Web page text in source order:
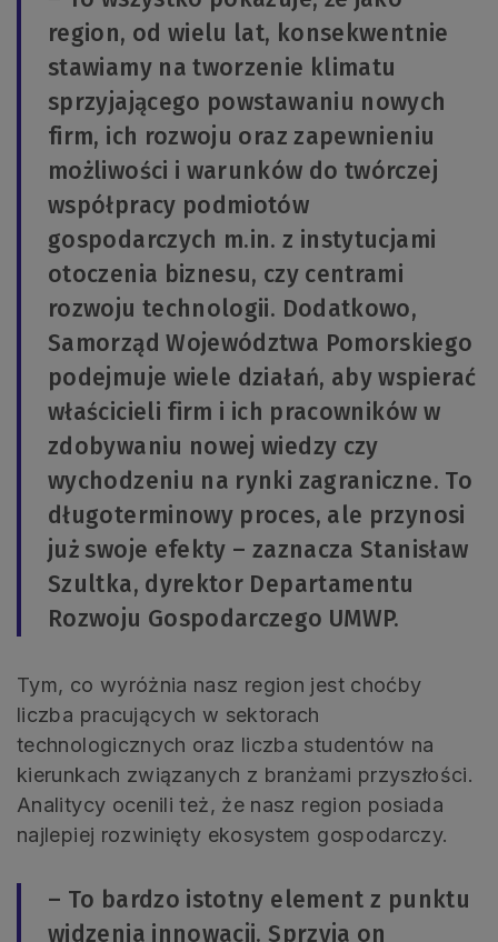
region, od wielu lat, konsekwentnie
stawiamy na tworzenie klimatu
sprzyjającego powstawaniu nowych
firm, ich rozwoju oraz zapewnieniu
możliwości i warunków do twórczej
współpracy podmiotów
gospodarczych m.in. z instytucjami
otoczenia biznesu, czy centrami
rozwoju technologii. Dodatkowo,
Samorząd Województwa Pomorskiego
podejmuje wiele działań, aby wspierać
właścicieli firm i ich pracowników w
zdobywaniu nowej wiedzy czy
wychodzeniu na rynki zagraniczne. To
długoterminowy proces, ale przynosi
już swoje efekty – zaznacza Stanisław
Szultka, dyrektor Departamentu
Rozwoju Gospodarczego UMWP.
Tym, co wyróżnia nasz region jest choćby
liczba pracujących w sektorach
technologicznych oraz liczba studentów na
kierunkach związanych z branżami przyszłości.
Analitycy ocenili też, że nasz region posiada
najlepiej rozwinięty ekosystem gospodarczy.
– To bardzo istotny element z punktu
widzenia innowacji. Sprzyja on